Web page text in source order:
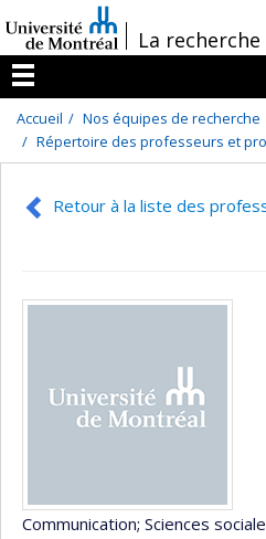
au
contenu
/La recherche
Menu
Accueil
Nos équipes de recherche
Répertoire des professeurs et
Retour à la liste des
Communication; Sciences